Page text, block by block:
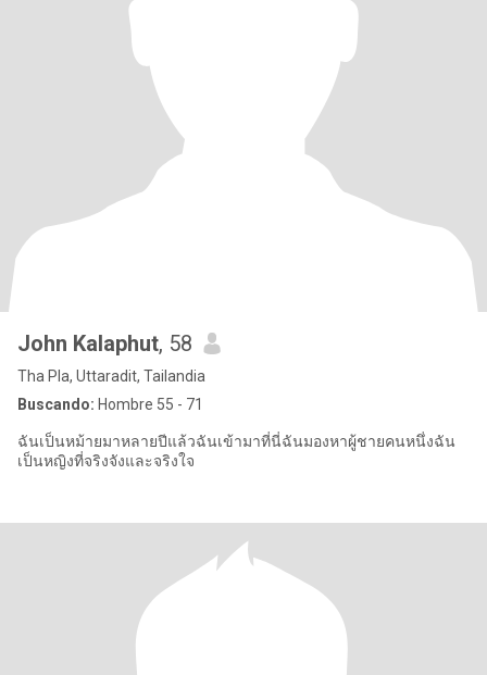
John Kalaphut, 58
Tha Pla, Uttaradit, Tailandia
Buscando: Hombre 55 - 71
ฉันเป็นหม้ายมาหลายปีแล้วฉันเข้ามาที่นี่ฉันมองหาผู้ชายคนหนึ่งฉัน
เป็นหญิงที่จริงจังและจริงใจ